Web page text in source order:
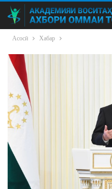
Асосӣ Хабар